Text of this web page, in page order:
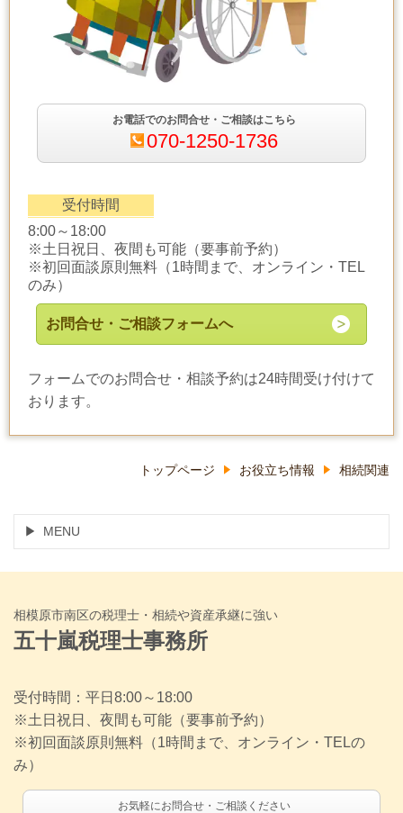
お電話でのお問合せ・ご相談はこちら
070-1250-1736
受付時間
8:00～18:00
※土日祝日、夜間も可能（要事前予約）
※初回面談原則無料（1時間まで、オンライン・TEL
のみ）
お問合せ・ご相談フォームへ
フォームでのお問合せ・相談予約は24時間受け付けて
おります。
トップページ お役立ち情報 相続関連
MENU
相模原市南区の税理士・相続や資産承継に強い
五十嵐税理士事務所
受付時間：平日8:00～18:00
※土日祝日、夜間も可能（要事前予約）
※初回面談原則無料（1時間まで、オンライン・TELの
み）
お気軽にお問合せ・ご相談ください